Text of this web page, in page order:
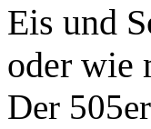
Eis und
oder wie
Der